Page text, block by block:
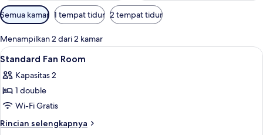
Filter
tersedia
untuk
kamar
Semua kamar 1 tempat tidur 2 tempat tidur
Menampilkan 2 dari 2 kamar
Lihat
semua
foto
untuk
Standard
Fan
Standard Fan Room | Brankas, Wi-Fi
6
Standard Fan Room
Kapasitas 2
1 double
Wi-Fi Gratis
Rincian selengkapnya
Rincian